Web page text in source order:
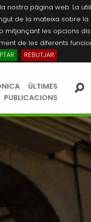
pàgina web. La
de la mateixa sobre
les opcions
de les diferents
REBUTJAR
ÚLTIMES
PUBLICACIONS